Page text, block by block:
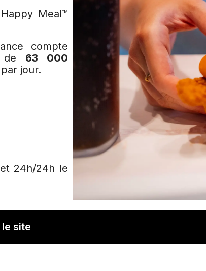
Meal™
compte
63 000
par jour.
24h/24h le
site